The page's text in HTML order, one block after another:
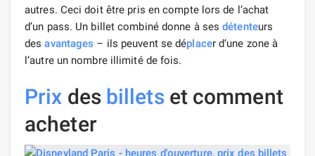
autres. Ceci doit être pris en compte lors de l’achat
d’un pass. Un billet combiné donne à sesdétenteurs
desavantages – ils peuvent se déplacer d’une zone à
l’autre un nombre illimité de fois.
Prix ​​des billetset comment
acheter